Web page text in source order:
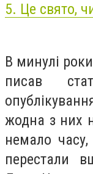
5. Це свято,
В минулі
писав
жодна з них
немало
перестали